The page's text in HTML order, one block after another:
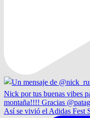
Así se vivió el Adidas Fest